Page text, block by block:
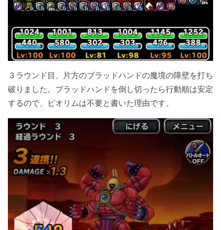
３ラウンド目、片方のブラッドハンドの魔境の障壁を打ち
破りました。ブラッドハンドを倒し切ったら行動順は安定
するので、ピオリムは不要と書いた理由です。